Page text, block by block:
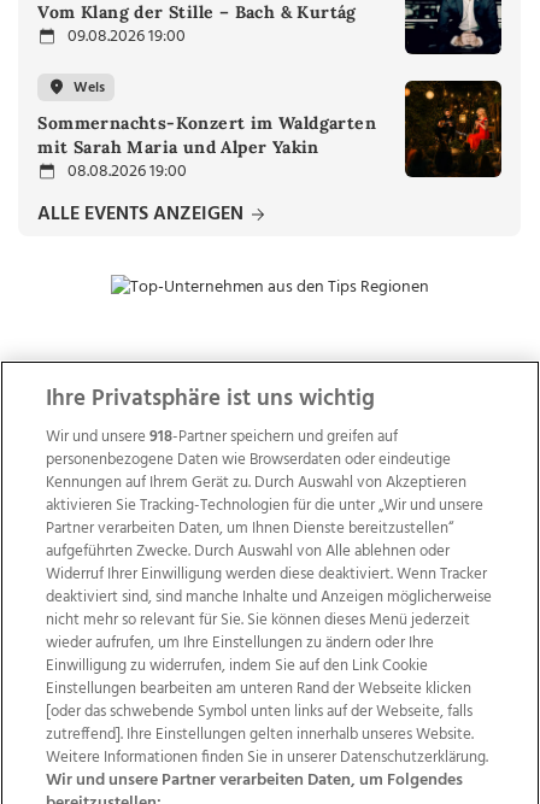
Vom Klang der Stille – Bach & Kurtág
09.08.2026 19:00
Wels
Sommernachts-Konzert im Waldgarten
mit Sarah Maria und Alper Yakin
08.08.2026 19:00
ALLE EVENTS ANZEIGEN
ZUR NACHRICHTENÜBERSICHT
Wir über uns Mediadaten Kontakt
Jobs
Datenschutz
Impressum
AGB Anzeigekunden
AGB Website
Ehrenkodex Politische Werbung
Ihre Privatsphäre ist uns wichtig
Wir und unsere918-Partner speichern und greifen auf
personenbezogene Daten wie Browserdaten oder eindeutige
Kennungen auf Ihrem Gerät zu. Durch Auswahl von Akzeptieren
aktivieren Sie Tracking-Technologien für die unter „Wir und unsere
Partner verarbeiten Daten, um Ihnen Dienste bereitzustellen“
aufgeführten Zwecke. Durch Auswahl von Alle ablehnen oder
Widerruf Ihrer Einwilligung werden diese deaktiviert. Wenn Tracker
deaktiviert sind, sind manche Inhalte und Anzeigen möglicherweise
nicht mehr so relevant für Sie. Sie können dieses Menü jederzeit
wieder aufrufen, um Ihre Einstellungen zu ändern oder Ihre
Einwilligung zu widerrufen, indem Sie auf den Link Cookie
Einstellungen bearbeiten am unteren Rand der Webseite klicken
[oder das schwebende Symbol unten links auf der Webseite, falls
zutreffend]. Ihre Einstellungen gelten innerhalb unseres Website.
Weitere Informationen finden Sie in unserer Datenschutzerklärung.
Wir und unsere Partner verarbeiten Daten, um Folgendes